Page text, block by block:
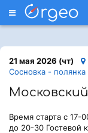
Меню
21 мая 2026 (чт)
Сосновка - полянка
Время старта с
до 20-30 Гостевой